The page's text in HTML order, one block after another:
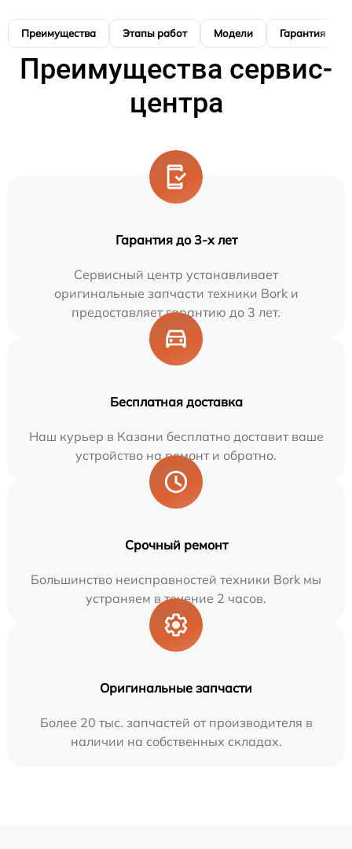
Преимущества Этапы работ Модели Гарантия
Преимущества сервис-
центра
Гарантия до 3-х лет
Сервисный центр устанавливает
оригинальные запчасти техники Bork и
предоставляет гарантию до 3 лет.
Бесплатная доставка
Наш курьер в Казани бесплатно доставит ваше
устройство на ремонт и обратно.
Срочный ремонт
Большинство неисправностей техники Bork мы
устраняем в течение 2 часов.
Оригинальные запчасти
Более 20 тыс. запчастей от производителя в
наличии на собственных складах.